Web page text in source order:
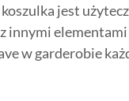
jest
innymi
w garderobie